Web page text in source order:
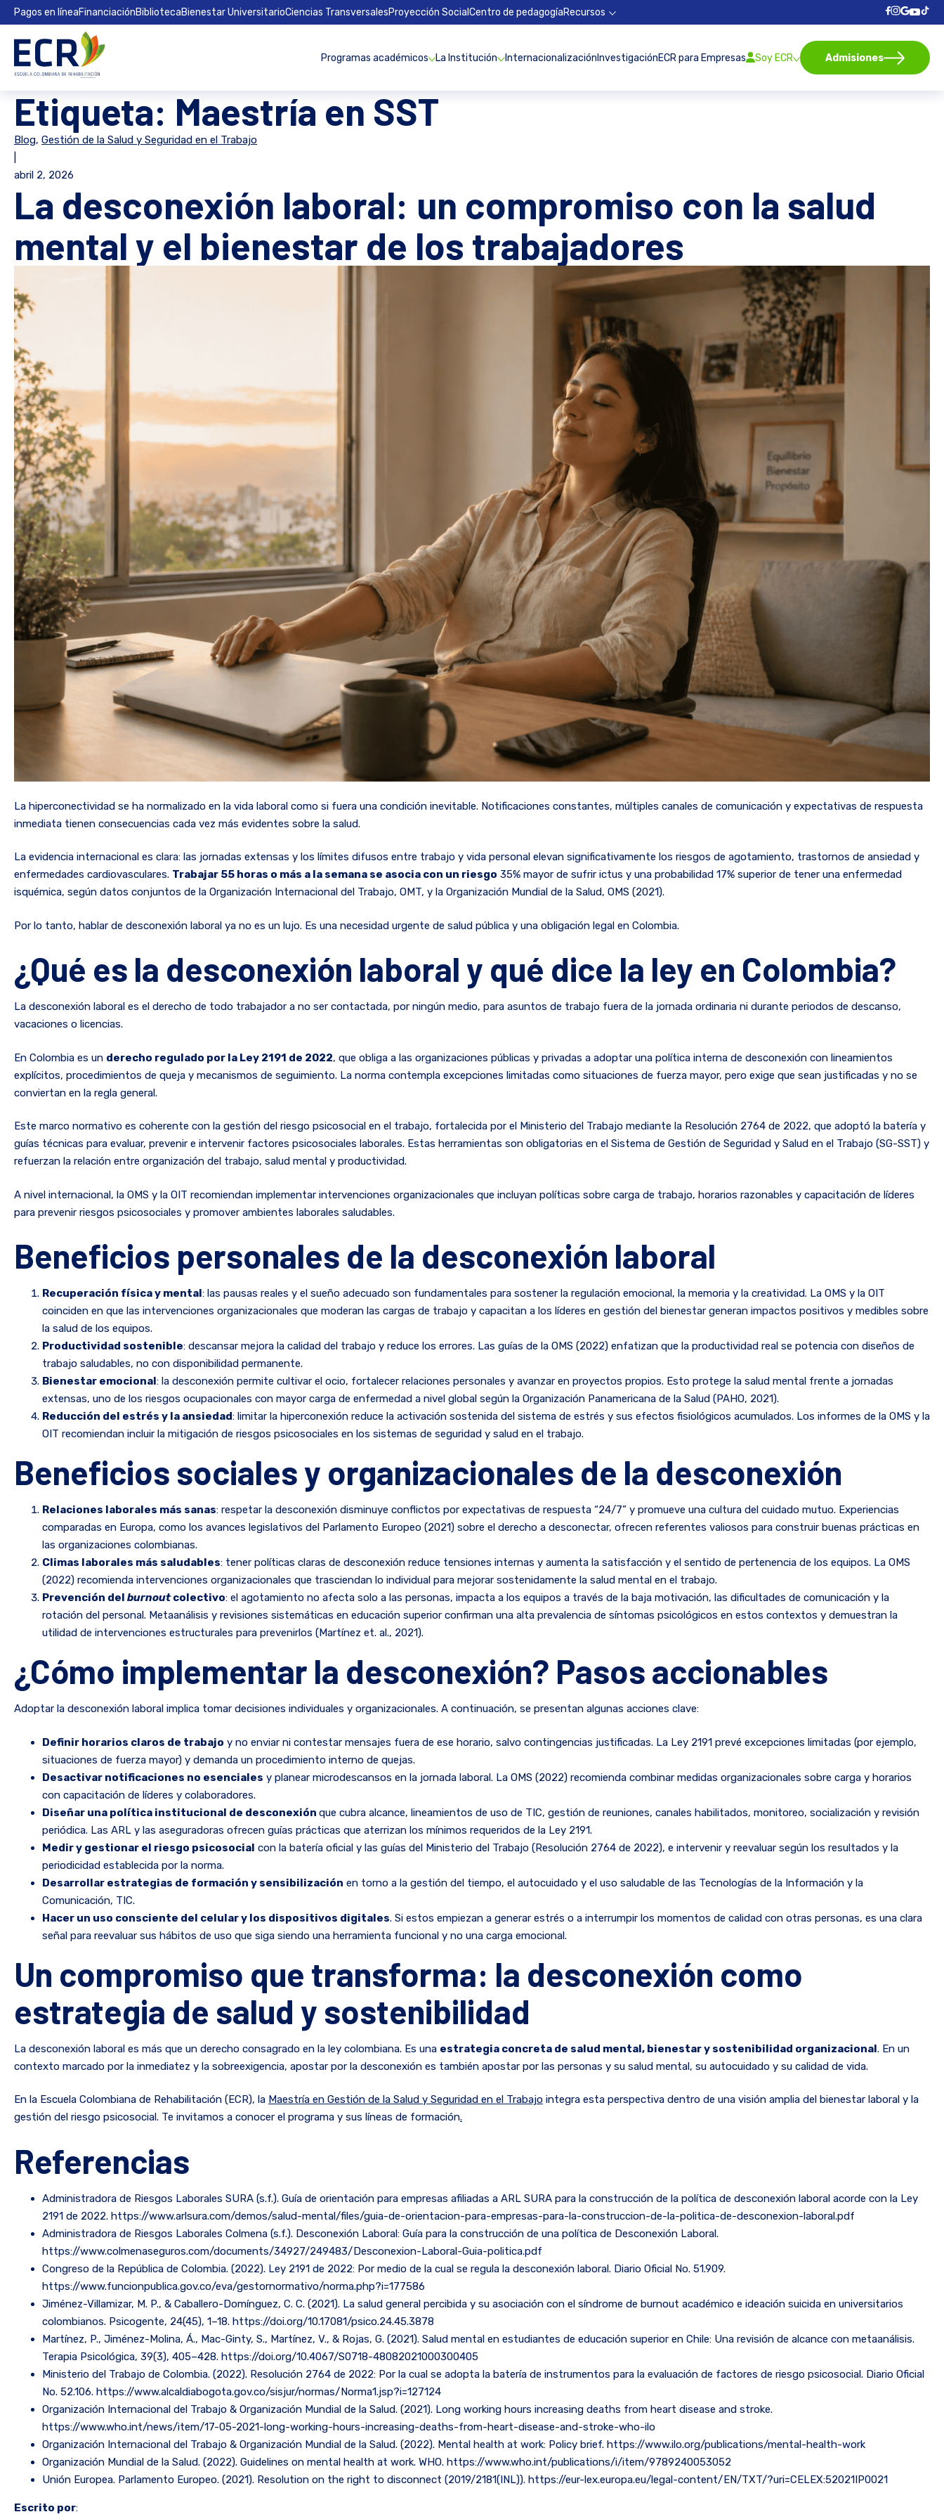
Pagos en líneaFinanciaciónBibliotecaBienestar UniversitarioCiencias TransversalesProyección Social Centro de pedagogíaRecursos
Programas académicos La Institución Internacionalización InvestigaciónECR para Empresas Soy ECR Admisiones
Etiqueta: Maestría en SST
Blog, Gestión de la Salud y Seguridad en el Trabajo
abril 2, 2026
La desconexión laboral: un compromiso con la salud
mental y el bienestar de los trabajadores
La hiperconectividad se ha normalizado en la vida laboral como si fuera una condición inevitable. Notificaciones constantes, múltiples canales de comunicación y expectativas de respuesta
inmediata tienen consecuencias cada vez más evidentes sobre la salud.
La evidencia internacional es clara: las jornadas extensas y los límites difusos entre trabajo y vida personal elevan significativamente los riesgos de agotamiento, trastornos de ansiedad y
enfermedades cardiovasculares. Trabajar 55 horas o más a la semana se asocia con un riesgo 35% mayor de sufrir ictus y una probabilidad 17% superior de tener una enfermedad
isquémica, según datos conjuntos de la Organización Internacional del Trabajo, OMT, y la Organización Mundial de la Salud, OMS (2021).
Por lo tanto, hablar de desconexión laboral ya no es un lujo. Es una necesidad urgente de salud pública y una obligación legal en Colombia.
¿Qué es la desconexión laboral y qué dice la ley en Colombia?
La desconexión laboral es el derecho de todo trabajador a no ser contactada, por ningún medio, para asuntos de trabajo fuera de la jornada ordinaria ni durante periodos de descanso,
vacaciones o licencias.
En Colombia es un derecho regulado por la Ley 2191 de 2022, que obliga a las organizaciones públicas y privadas a adoptar una política interna de desconexión con lineamientos
explícitos, procedimientos de queja y mecanismos de seguimiento. La norma contempla excepciones limitadas como situaciones de fuerza mayor, pero exige que sean justificadas y no se
conviertan en la regla general.
Este marco normativo es coherente con la gestión del riesgo psicosocial en el trabajo, fortalecida por el Ministerio del Trabajo mediante la Resolución 2764 de 2022, que adoptó la batería y
guías técnicas para evaluar, prevenir e intervenir factores psicosociales laborales. Estas herramientas son obligatorias en el Sistema de Gestión de Seguridad y Salud en el Trabajo (SG-SST) y
refuerzan la relación entre organización del trabajo, salud mental y productividad.
A nivel internacional, la OMS y la OIT recomiendan implementar intervenciones organizacionales que incluyan políticas sobre carga de trabajo, horarios razonables y capacitación de líderes
para prevenir riesgos psicosociales y promover ambientes laborales saludables.
Beneficios personales de la desconexión laboral
Recuperación física y mental: las pausas reales y el sueño adecuado son fundamentales para sostener la regulación emocional, la memoria y la creatividad. La OMS y la OIT
coinciden en que las intervenciones organizacionales que moderan las cargas de trabajo y capacitan a los líderes en gestión del bienestar generan impactos positivos y medibles sobre
la salud de los equipos.
Productividad sostenible: descansar mejora la calidad del trabajo y reduce los errores. Las guías de la OMS (2022) enfatizan que la productividad real se potencia con diseños de
trabajo saludables, no con disponibilidad permanente.
Bienestar emocional: la desconexión permite cultivar el ocio, fortalecer relaciones personales y avanzar en proyectos propios. Esto protege la salud mental frente a jornadas
extensas, uno de los riesgos ocupacionales con mayor carga de enfermedad a nivel global según la Organización Panamericana de la Salud (PAHO, 2021).
Reducción del estrés y la ansiedad: limitar la hiperconexión reduce la activación sostenida del sistema de estrés y sus efectos fisiológicos acumulados. Los informes de la OMS y la
OIT recomiendan incluir la mitigación de riesgos psicosociales en los sistemas de seguridad y salud en el trabajo.
Beneficios sociales y organizacionales de la desconexión
Relaciones laborales más sanas: respetar la desconexión disminuye conflictos por expectativas de respuesta “24/7” y promueve una cultura del cuidado mutuo. Experiencias
comparadas en Europa, como los avances legislativos del Parlamento Europeo (2021) sobre el derecho a desconectar, ofrecen referentes valiosos para construir buenas prácticas en
las organizaciones colombianas.
Climas laborales más saludables: tener políticas claras de desconexión reduce tensiones internas y aumenta la satisfacción y el sentido de pertenencia de los equipos. La OMS
(2022) recomienda intervenciones organizacionales que trasciendan lo individual para mejorar sostenidamente la salud mental en el trabajo.
Prevención del burnout colectivo: el agotamiento no afecta solo a las personas, impacta a los equipos a través de la baja motivación, las dificultades de comunicación y la
rotación del personal. Metaanálisis y revisiones sistemáticas en educación superior confirman una alta prevalencia de síntomas psicológicos en estos contextos y demuestran la
utilidad de intervenciones estructurales para prevenirlos (Martínez et. al., 2021).
¿Cómo implementar la desconexión? Pasos accionables
Adoptar la desconexión laboral implica tomar decisiones individuales y organizacionales. A continuación, se presentan algunas acciones clave:
Definir horarios claros de trabajo y no enviar ni contestar mensajes fuera de ese horario, salvo contingencias justificadas. La Ley 2191 prevé excepciones limitadas (por ejemplo,
situaciones de fuerza mayor) y demanda un procedimiento interno de quejas.
Desactivar notificaciones no esenciales y planear microdescansos en la jornada laboral. La OMS (2022) recomienda combinar medidas organizacionales sobre carga y horarios
con capacitación de líderes y colaboradores.
Diseñar una política institucional de desconexión que cubra alcance, lineamientos de uso de TIC, gestión de reuniones, canales habilitados, monitoreo, socialización y revisión
periódica. Las ARL y las aseguradoras ofrecen guías prácticas que aterrizan los mínimos requeridos de la Ley 2191.
Medir y gestionar el riesgo psicosocial con la batería oficial y las guías del Ministerio del Trabajo (Resolución 2764 de 2022), e intervenir y reevaluar según los resultados y la
periodicidad establecida por la norma.
Desarrollar estrategias de formación y sensibilización en torno a la gestión del tiempo, el autocuidado y el uso saludable de las Tecnologías de la Información y la
Comunicación, TIC.
Hacer un uso consciente del celular y los dispositivos digitales. Si estos empiezan a generar estrés o a interrumpir los momentos de calidad con otras personas, es una clara
señal para reevaluar sus hábitos de uso que siga siendo una herramienta funcional y no una carga emocional.
Un compromiso que transforma: la desconexión como
estrategia de salud y sostenibilidad
La desconexión laboral es más que un derecho consagrado en la ley colombiana. Es una estrategia concreta de salud mental, bienestar y sostenibilidad organizacional. En un
contexto marcado por la inmediatez y la sobreexigencia, apostar por la desconexión es también apostar por las personas y su salud mental, su autocuidado y su calidad de vida.
En la Escuela Colombiana de Rehabilitación (ECR), la Maestría en Gestión de la Salud y Seguridad en el Trabajo integra esta perspectiva dentro de una visión amplia del bienestar laboral y la
gestión del riesgo psicosocial. Te invitamos a conocer el programa y sus líneas de formación.
Referencias
Administradora de Riesgos Laborales SURA (s.f.). Guía de orientación para empresas afiliadas a ARL SURA para la construcción de la política de desconexión laboral acorde con la Ley
2191 de 2022. https://www.arlsura.com/demos/salud-mental/files/guia-de-orientacion-para-empresas-para-la-construccion-de-la-politica-de-desconexion-laboral.pdf
Administradora de Riesgos Laborales Colmena (s.f.). Desconexión Laboral: Guía para la construcción de una política de Desconexión Laboral.
https://www.colmenaseguros.com/documents/34927/249483/Desconexion-Laboral-Guia-politica.pdf
Congreso de la República de Colombia. (2022). Ley 2191 de 2022: Por medio de la cual se regula la desconexión laboral. Diario Oficial No. 51.909.
https://www.funcionpublica.gov.co/eva/gestornormativo/norma.php?i=177586
Jiménez-Villamizar, M. P., & Caballero-Domínguez, C. C. (2021). La salud general percibida y su asociación con el síndrome de burnout académico e ideación suicida en universitarios
colombianos. Psicogente, 24(45), 1–18. https://doi.org/10.17081/psico.24.45.3878
Martínez, P., Jiménez-Molina, Á., Mac-Ginty, S., Martínez, V., & Rojas, G. (2021). Salud mental en estudiantes de educación superior en Chile: Una revisión de alcance con metaanálisis.
Terapia Psicológica, 39(3), 405–428. https://doi.org/10.4067/S0718-48082021000300405
Ministerio del Trabajo de Colombia. (2022). Resolución 2764 de 2022: Por la cual se adopta la batería de instrumentos para la evaluación de factores de riesgo psicosocial. Diario Oficial
No. 52.106. https://www.alcaldiabogota.gov.co/sisjur/normas/Norma1.jsp?i=127124
Organización Internacional del Trabajo & Organización Mundial de la Salud. (2021). Long working hours increasing deaths from heart disease and stroke.
https://www.who.int/news/item/17-05-2021-long-working-hours-increasing-deaths-from-heart-disease-and-stroke-who-ilo
Organización Internacional del Trabajo & Organización Mundial de la Salud. (2022). Mental health at work: Policy brief. https://www.ilo.org/publications/mental-health-work
Organización Mundial de la Salud. (2022). Guidelines on mental health at work. WHO. https://www.who.int/publications/i/item/9789240053052
Unión Europea. Parlamento Europeo. (2021). Resolution on the right to disconnect (2019/2181(INL)). https://eur-lex.europa.eu/legal-content/EN/TXT/?uri=CELEX:52021IP0021
Escrito por: